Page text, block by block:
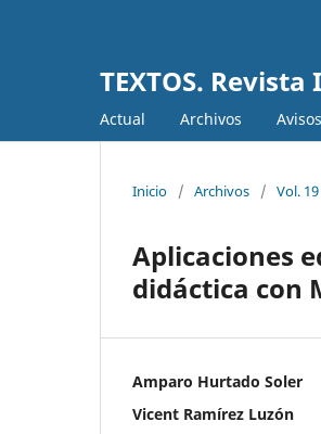
TEXTOS.
Actual Archivos Avisos
Inicio / Archivos / Vol.
Aplicaciones
didáctica con
Amparo Hurtado Soler
Vicent Ramírez Luzón